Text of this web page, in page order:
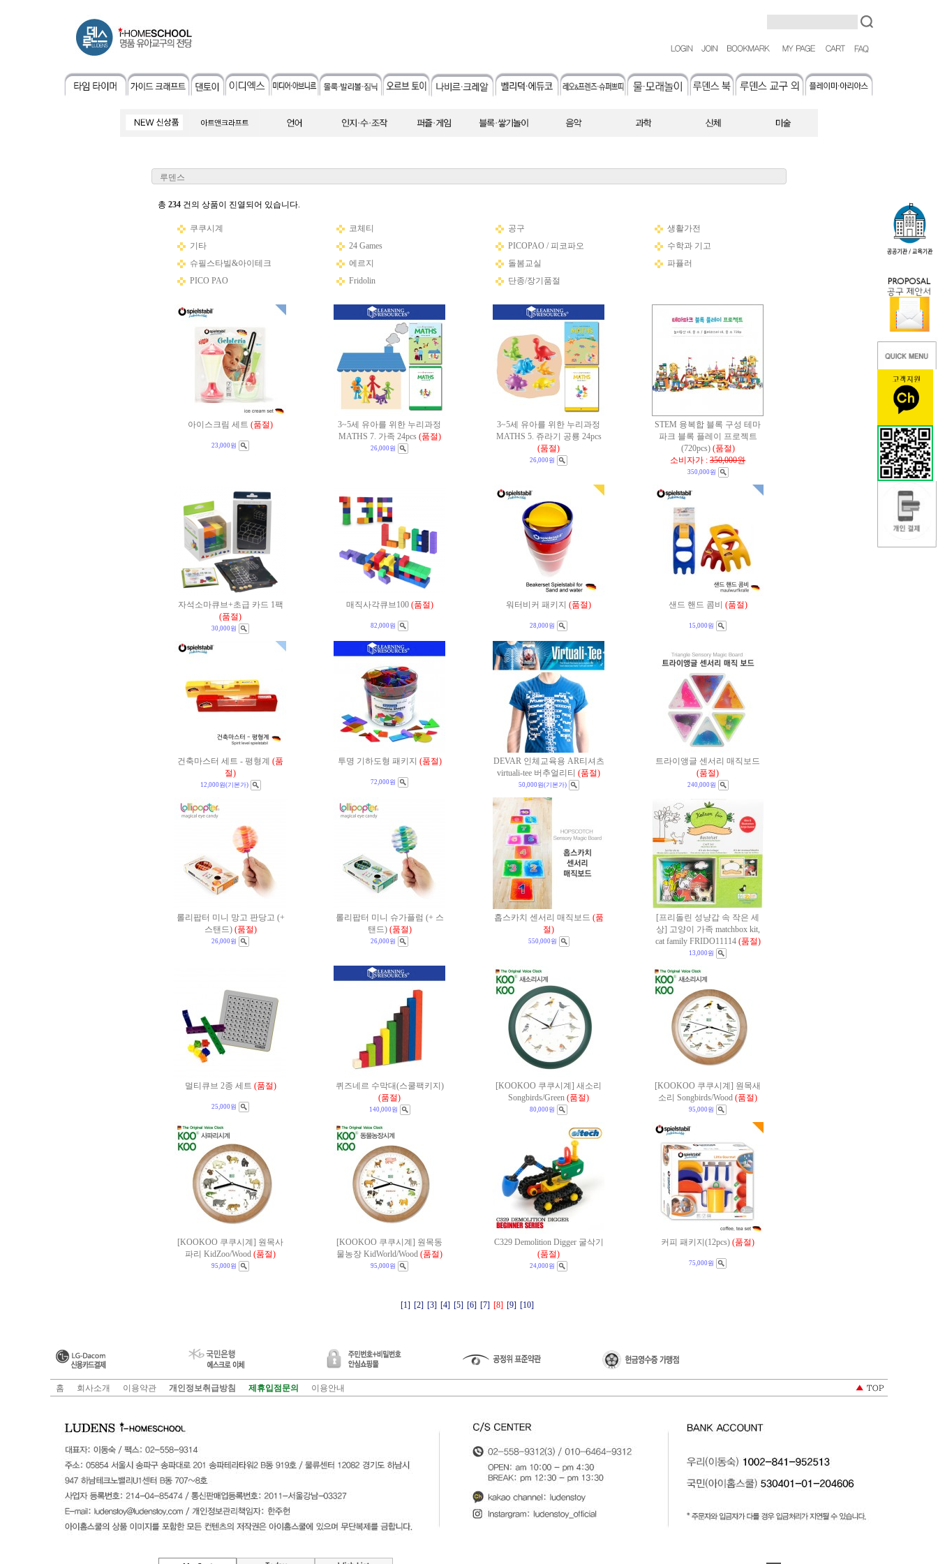
루덴스
총 234 건의 상품이 진열되어 있습니다.
쿠쿠시계 코체티 공구
생활가전
기타
24 Games PICOPAO / 피코파오
수학과 기고
슈필스타빌&아이테크
에르지 돌봄교실
파퓰러
PICO PAO
Fridolin 단종/장기품절
아이스크림 세트 (품절)
23,000원
3~5세 유아를 위한 누리과정
MATHS 7. 가족 24pcs (품절)
26,000원
3~5세 유아를 위한 누리과정
MATHS 5. 쥬라기 공룡 24pcs
(품절)
26,000원
STEM 융복합 블록 구성 테마
파크 블록 플레이 프로젝트
(720pcs) (품절)
소비자가 : 350,000원
350,000원
자석소마큐브+초급 카드 1팩
(품절)
30,000원
매직사각큐브100 (품절)
82,000원
워터비커 패키지 (품절)
28,000원
샌드 핸드 콤비 (품절)
15,000원
건축마스터 세트 - 평형계 (품
절)
12,000원(기본가)
투명 기하도형 패키지 (품절)
72,000원
DEVAR 인체교육용 AR티셔츠
virtuali-tee 버추얼리티 (품절)
50,000원(기본가)
트라이앵글 센서리 매직보드
(품절)
240,000원
롤리팝터 미니 망고 판당고 (+
스탠드) (품절)
26,000원
롤리팝터 미니 슈가플럼 (+ 스
탠드) (품절)
26,000원
홉스카치 센서리 매직보드 (품
절)
550,000원
[프리돌린 성냥갑 속 작은 세
상] 고양이 가족 matchbox kit,
cat family FRIDO11114 (품절)
13,000원
멀티큐브 2종 세트 (품절)
25,000원
퀴즈네르 수막대(스쿨팩키지)
(품절)
140,000원
[KOOKOO 쿠쿠시계] 새소리
Songbirds/Green (품절)
80,000원
[KOOKOO 쿠쿠시계] 원목새
소리 Songbirds/Wood (품절)
95,000원
[KOOKOO 쿠쿠시계] 원목사
파리 KidZoo/Wood (품절)
95,000원
[KOOKOO 쿠쿠시계] 원목동
물농장 KidWorld/Wood (품절)
95,000원
C329 Demolition Digger 굴삭기
(품절)
24,000원
커피 패키지(12pcs) (품절)
75,000원
[1] [2] [3] [4] [5] [6] [7] [8] [9] [10]
홈 회사소개 이용약관 개인정보취급방침 제휴입점문의 이용안내